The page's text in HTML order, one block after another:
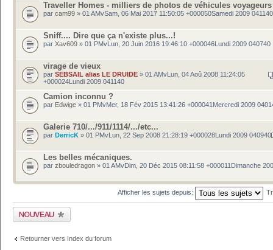
Traveller Homes - milliers de photos de véhicules voyageurs
par cam99 » 01 AMvSam, 06 Mai 2017 11:50:05 +000050Samedi 2009 041140
Sniff.... Dire que ça n'existe plus...!
par Xav609 » 01 PMvLun, 20 Juin 2016 19:46:10 +000046Lundi 2009 040740
virage de vieux
par SEBSAIL alias LE DRUIDE » 01 AMvLun, 04 Aoû 2008 11:24:05
+000024Lundi 2009 041140
Camion inconnu ?
par Edwige » 01 PMvMer, 18 Fév 2015 13:41:26 +000041Mercredi 2009
Galerie 710/.../911/1114/.../etc...
par DerricK » 01 PMvLun, 22 Sep 2008 21:28:19 +000028Lundi 2009 040940
Les belles mécaniques.
par zbouledragon » 01 AMvDim, 20 Déc 2015 08:11:58 +000011Dimanche
Afficher les sujets depuis:
Publier un nouveau
sujet
Retourner vers Index du forum